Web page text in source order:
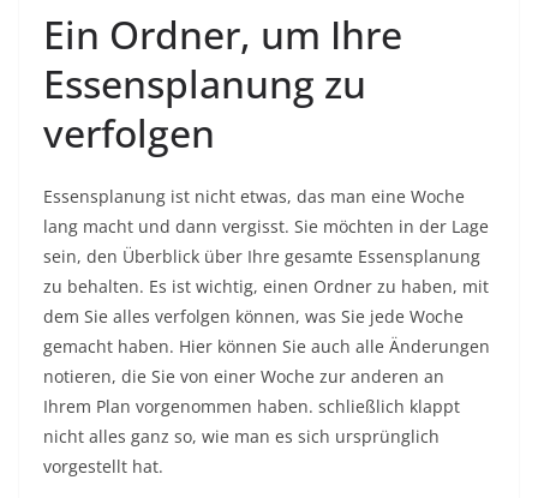
Ein Ordner, um Ihre
Essensplanung zu
verfolgen
Essensplanung ist nicht etwas, das man eine Woche
lang macht und dann vergisst. Sie möchten in der Lage
sein, den Überblick über Ihre gesamte Essensplanung
zu behalten. Es ist wichtig, einen Ordner zu haben, mit
dem Sie alles verfolgen können, was Sie jede Woche
gemacht haben. Hier können Sie auch alle Änderungen
notieren, die Sie von einer Woche zur anderen an
Ihrem Plan vorgenommen haben. schließlich klappt
nicht alles ganz so, wie man es sich ursprünglich
vorgestellt hat.